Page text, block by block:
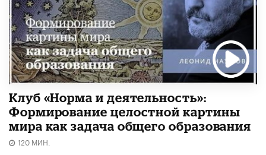
Клуб «Норма и деятельность»:
Формирование целостной картины
мира как задача общего образования
120 МИН.